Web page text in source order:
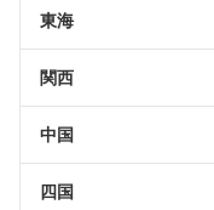
東海
関西
中国
四国